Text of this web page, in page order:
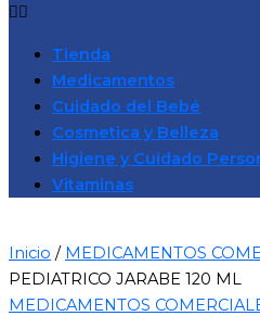
Tienda
Medicamentos
Cuidado del Bebé
Cosmetica y Belleza
Higiene y Cuidado
Vitaminas
Inicio / MEDICAMENTOS
PEDIATRICO JARABE 120 ML
MEDICAMENTOS